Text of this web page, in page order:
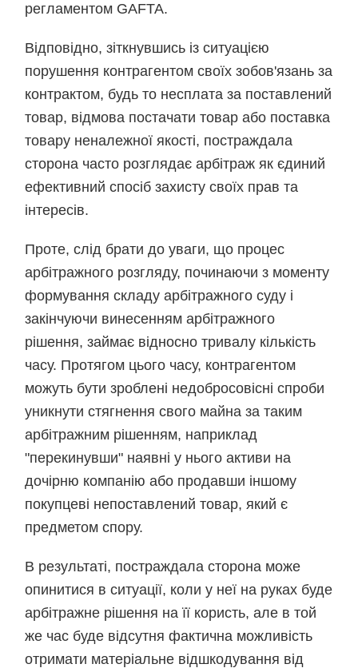
регламентом GAFTA.
Відповідно, зіткнувшись із ситуацією
порушення контрагентом своїх зобов'язань за
контрактом, будь то несплата за поставлений
товар, відмова постачати товар або поставка
товару неналежної якості, постраждала
сторона часто розглядає арбітраж як єдиний
ефективний спосіб захисту своїх прав та
інтересів.
Проте, слід брати до уваги, що процес
арбітражного розгляду, починаючи з моменту
формування складу арбітражного суду і
закінчуючи винесенням арбітражного
рішення, займає відносно тривалу кількість
часу. Протягом цього часу, контрагентом
можуть бути зроблені недобросовісні спроби
уникнути стягнення свого майна за таким
арбітражним рішенням, наприклад
"перекинувши" наявні у нього активи на
дочірню компанію або продавши іншому
покупцеві непоставлений товар, який є
предметом спору.
В результаті, постраждала сторона може
опинитися в ситуації, коли у неї на руках буде
арбітражне рішення на її користь, але в той
же час буде відсутня фактична можливість
отримати матеріальне відшкодування від